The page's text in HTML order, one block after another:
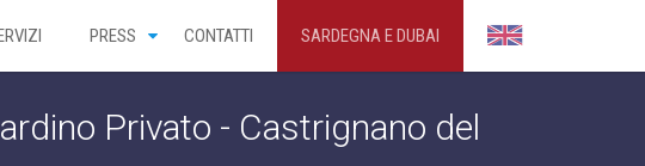
PRESS CONTATTI SARDEGNA E DUBAI
Privato - Castrignano del